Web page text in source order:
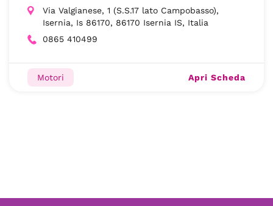
Via Valgianese, 1 (S.S.17 lato Campobasso),
Isernia, Is 86170, 86170 Isernia IS, Italia
0865 410499
Motori Apri Scheda